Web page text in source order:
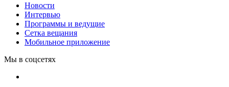
Новости
Интервью
Программы и ведущие
Сетка вещания
Мобильное приложение
Мы в соцсетях